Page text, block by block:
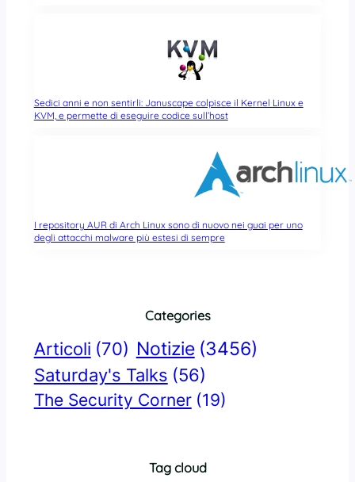
Sedici anni e non sentirli: Januscape colpisce il Kernel Linux e
KVM, e permette di eseguire codice sull’host
I repository AUR di Arch Linux sono di nuovo nei guai per uno
degli attacchi malware più estesi di sempre
Categories
Articoli (70) Notizie (3456)
Saturday's Talks (56)
The Security Corner (19)
Tag cloud